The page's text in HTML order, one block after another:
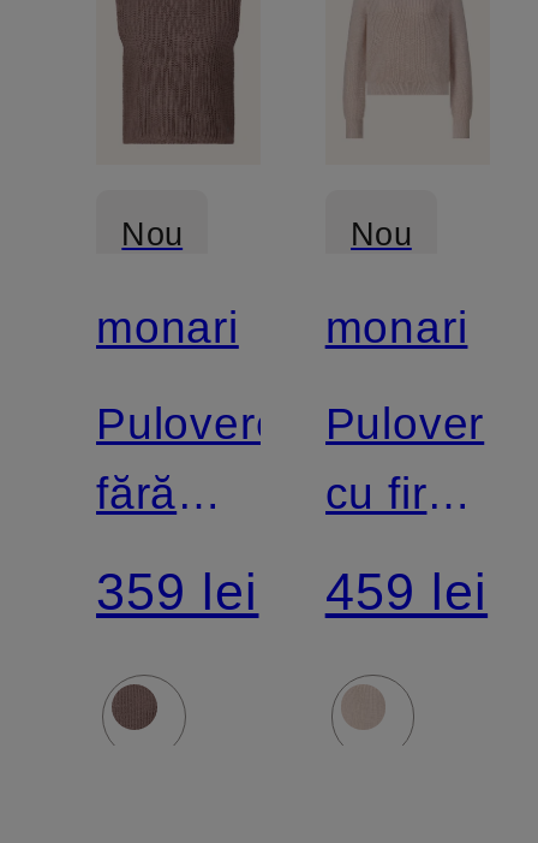
Nou
monari
Pulovere
fără
mâneci
359 lei
Nou
monari
Pulover
cu fire
459 lei